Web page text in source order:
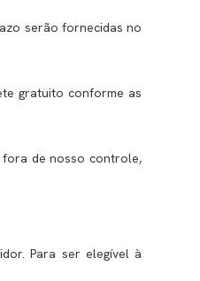
serão fornecidas no
gratuito conforme as
fora de nosso controle,
Para ser elegível à